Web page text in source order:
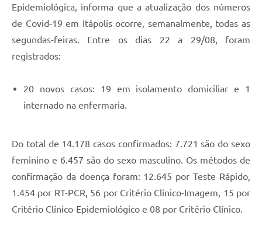
Documentos
Distritos
Água de Qualidade
Feriados Municipais
Galeria de Fotos
Ouvidoria Municipal
Epidemiológica, informa que a atualização dos números
de Covid-19 em Itápolis ocorre, semanalmente, todas as
segundas-feiras. Entre os dias 22 a 29/08, foram
registrados:
20 novos casos: 19 em isolamento domiciliar e 1
internado na enfermaria.
Do total de 14.178 casos confirmados: 7.721 são do sexo
feminino e 6.457 são do sexo masculino. Os métodos de
confirmação da doença foram: 12.645 por Teste Rápido,
1.454 por RT-PCR, 56 por Critério Clínico-Imagem, 15 por
Critério Clínico-Epidemiológico e 08 por Critério Clínico.